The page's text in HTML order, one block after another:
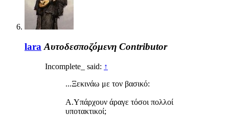
lara Αυτοδεσποζόμενη Contributor
Incomplete_ said: ↑
...Ξεκινάω με τον βασικό:
Α.Υπάρχουν άραγε τόσοι πολλοί
υποτακτικοί;